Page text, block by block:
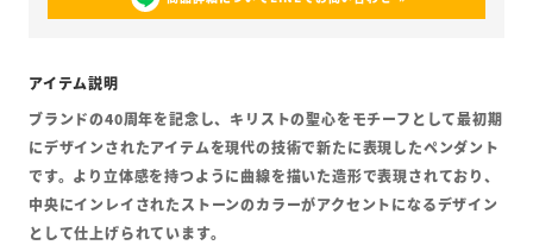
ブランドの40周年を記念し、キリストの聖心をモチーフとして最初期
にデザインされたアイテムを現代の技術で新たに表現したペンダント
です。より立体感を持つように曲線を描いた造形で表現されており、
中央にインレイされたストーンのカラーがアクセントになるデザイン
として仕上げられています。